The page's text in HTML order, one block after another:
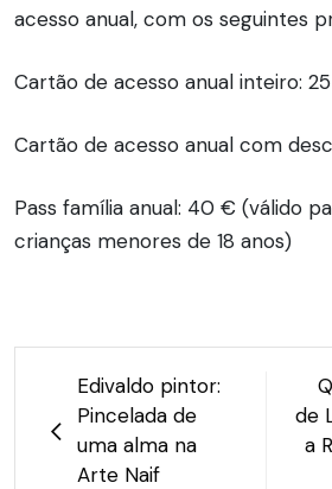
acesso anual, com os seguintes
Cartão de acesso anual inteiro:
Cartão de acesso anual com
Pass família anual: 40 € (válido
crianças menores de 18 anos)
Navegação
Post
Edivaldo pintor:
Pincelada de
uma alma na
Arte Naif
de
a